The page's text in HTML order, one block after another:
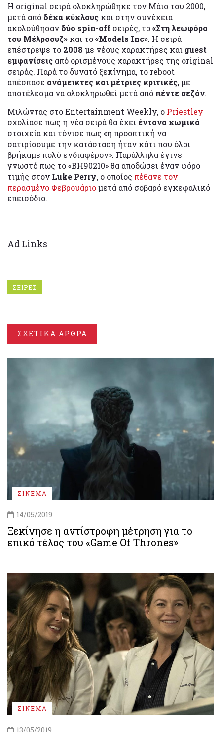
Η original σειρά ολοκληρώθηκε τον Μάιο του 2000,
μετά από δέκα κύκλους και στην συνέχεια
ακολούθησαν δύο spin-off σειρές, το«Στη λεωφόρο
του Μέλροουζ» και το«Models Inc». Η σειρά
επέστρεψε το 2008 με νέους χαρακτήρες και guest
εμφανίσεις από ορισμένους χαρακτήρες της original
σειράς. Παρά το δυνατό ξεκίνημα, το reboot
απέσπασε ανάμεικτες και μέτριες κριτικές, με
αποτέλεσμα να ολοκληρωθεί μετά από πέντε σεζόν.
Μιλώντας στο Entertainment Weekly, ο Priestley
σχολίασε πως η νέα σειρά θα έχει έντονα κωμικά
στοιχεία και τόνισε πως «η προοπτική να
σατιρίσουμε την κατάσταση ήταν κάτι που όλοι
βρήκαμε πολύ ενδιαφέρον». Παράλληλα έγινε
γνωστό πως το «BH90210» θα αποδώσει έναν φόρο
τιμής στον Luke Perry, ο οποίος πέθανε τον
περασμένο Φεβρουάριομετά από σοβαρό εγκεφαλικό
επεισόδιο.
Ad Links
ΣΕΙΡΕΣ
ΣΧΕΤΙΚΑ ΑΡΘΡΑ
ΣΙΝΕΜΑ
14/05/2019
Ξεκίνησε η αντίστροφη μέτρηση για το
επικό τέλος του «Game Of Thrones»
ΣΙΝΕΜΑ
13/05/2019